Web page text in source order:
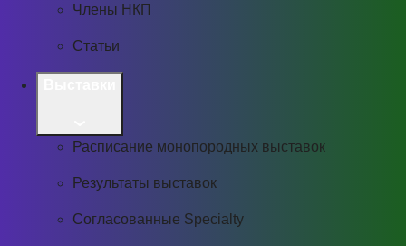
Члены НКП
Статьи
Расписание монопородных выставок
Результаты выставок
Согласованные Specialty